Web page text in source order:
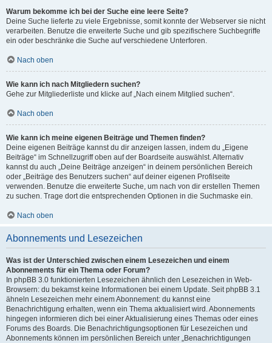
Warum bekomme ich bei der Suche eine leere Seite?
Deine Suche lieferte zu viele Ergebnisse, somit konnte der Webserver sie nicht
verarbeiten. Benutze die erweiterte Suche und gib spezifischere Suchbegriffe
ein oder beschränke die Suche auf verschiedene Unterforen.
Nach oben
Wie kann ich nach Mitgliedern suchen?
Gehe zur Mitgliederliste und klicke auf „Nach einem Mitglied suchen“.
Nach oben
Wie kann ich meine eigenen Beiträge und Themen finden?
Deine eigenen Beiträge kannst du dir anzeigen lassen, indem du „Eigene
Beiträge“ im Schnellzugriff oben auf der Boardseite auswählst. Alternativ
kannst du auch „Deine Beiträge anzeigen“ in deinem persönlichen Bereich
oder „Beiträge des Benutzers suchen“ auf deiner eigenen Profilseite
verwenden. Benutze die erweiterte Suche, um nach von dir erstellen Themen
zu suchen. Trage dort die entsprechenden Optionen in die Suchmaske ein.
Nach oben
Abonnements und Lesezeichen
Was ist der Unterschied zwischen einem Lesezeichen und einem
Abonnements für ein Thema oder Forum?
In phpBB 3.0 funktionierten Lesezeichen ähnlich den Lesezeichen in Web-
Browsern: du bekamst keine Informationen bei einem Update. Seit phpBB 3.1
ähneln Lesezeichen mehr einem Abonnement: du kannst eine
Benachrichtigung erhalten, wenn ein Thema aktualisiert wird. Abonnements
hingegen informieren dich bei einer Aktualisierung eines Themas oder eines
Forums des Boards. Die Benachrichtigungsoptionen für Lesezeichen und
Abonnements können im persönlichen Bereich unter „Benachrichtigungen